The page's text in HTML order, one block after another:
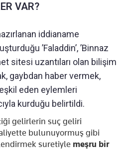
VAR?
iddianame
’Faladdin’, ’Binnaz
sitesi uzantıları olan bilişim
gaybdan haber vermek,
eden eylemleri
kurduğu belirtildi.
gelirlerin suç geliri
bulunuyormuş gibi
suretiyle meşru bir